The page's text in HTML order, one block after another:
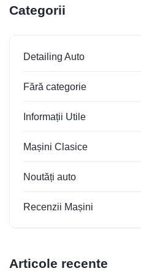
Categorii
Detailing Auto
Fără categorie
Informații Utile
Mașini Clasice
Noutăți auto
Recenzii Mașini
Articole recente